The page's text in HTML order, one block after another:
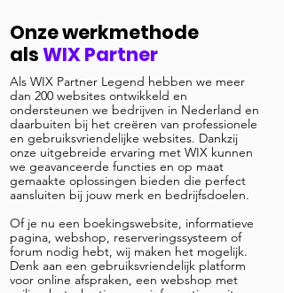
Onze werkmethode
alsWIX Partner
Als WIX Partner Legend hebben we meer
dan 200 websites ontwikkeld en
ondersteunen we bedrijven in Nederland en
daarbuiten bij het creëren van professionele
en gebruiksvriendelijke websites. Dankzij
onze uitgebreide ervaring met WIX kunnen
we geavanceerde functies en op maat
gemaakte oplossingen bieden die perfect
aansluiten bij jouw merk en bedrijfsdoelen.
Of je nu een boekingswebsite, informatieve
pagina, webshop, reserveringssysteem of
forum nodig hebt, wij maken het mogelijk.
Denk aan een gebruiksvriendelijk platform
voor online afspraken, een webshop met